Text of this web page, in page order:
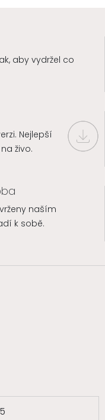
aby vydržel co
Nejlepší
živo.
naším
k sobě.